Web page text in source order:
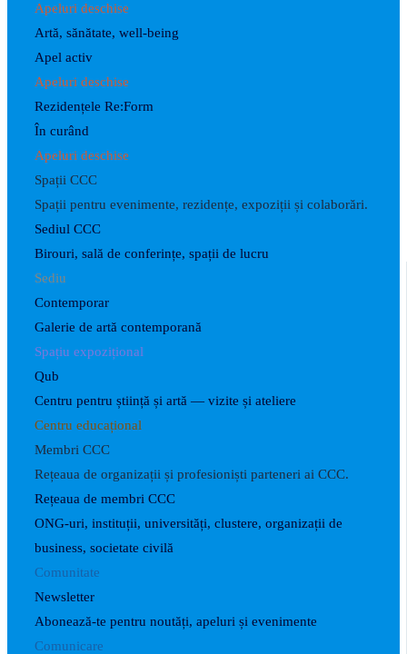
Apeluri deschise
Artă, sănătate, well-being
Apel activ
Apeluri deschise
Rezidențele Re:Form
În curând
Apeluri deschise
Spații CCC
Spații pentru evenimente, rezidențe, expoziții și colaborări.
Sediul CCC
Birouri, sală de conferințe, spații de lucru
Sediu
Contemporar
Galerie de artă contemporană
Spațiu expozițional
Qub
Centru pentru știință și artă — vizite și ateliere
Centru educațional
Membri CCC
Rețeaua de organizații și profesioniști parteneri ai CCC.
Rețeaua de membri CCC
ONG-uri, instituții, universități, clustere, organizații de
business, societate civilă
Comunitate
Newsletter
Abonează-te pentru noutăți, apeluri și evenimente
Comunicare